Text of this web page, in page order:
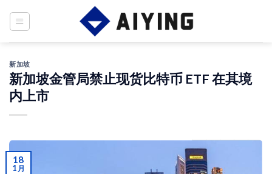
新加坡
新加坡金管局禁止现货比特币 ETF 在其境
内上市
18
1 月